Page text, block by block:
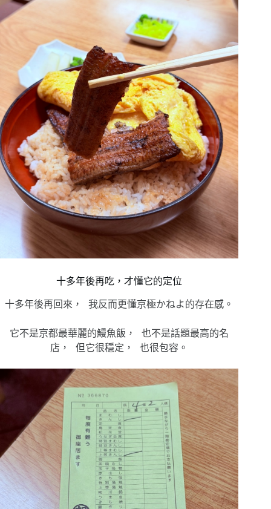
十多年後再吃，才懂它的定位
十多年後再回來， 我反而更懂京極かねよ的存在感。
它不是京都最華麗的鰻魚飯， 也不是話題最高的名
店， 但它很穩定， 也很包容。